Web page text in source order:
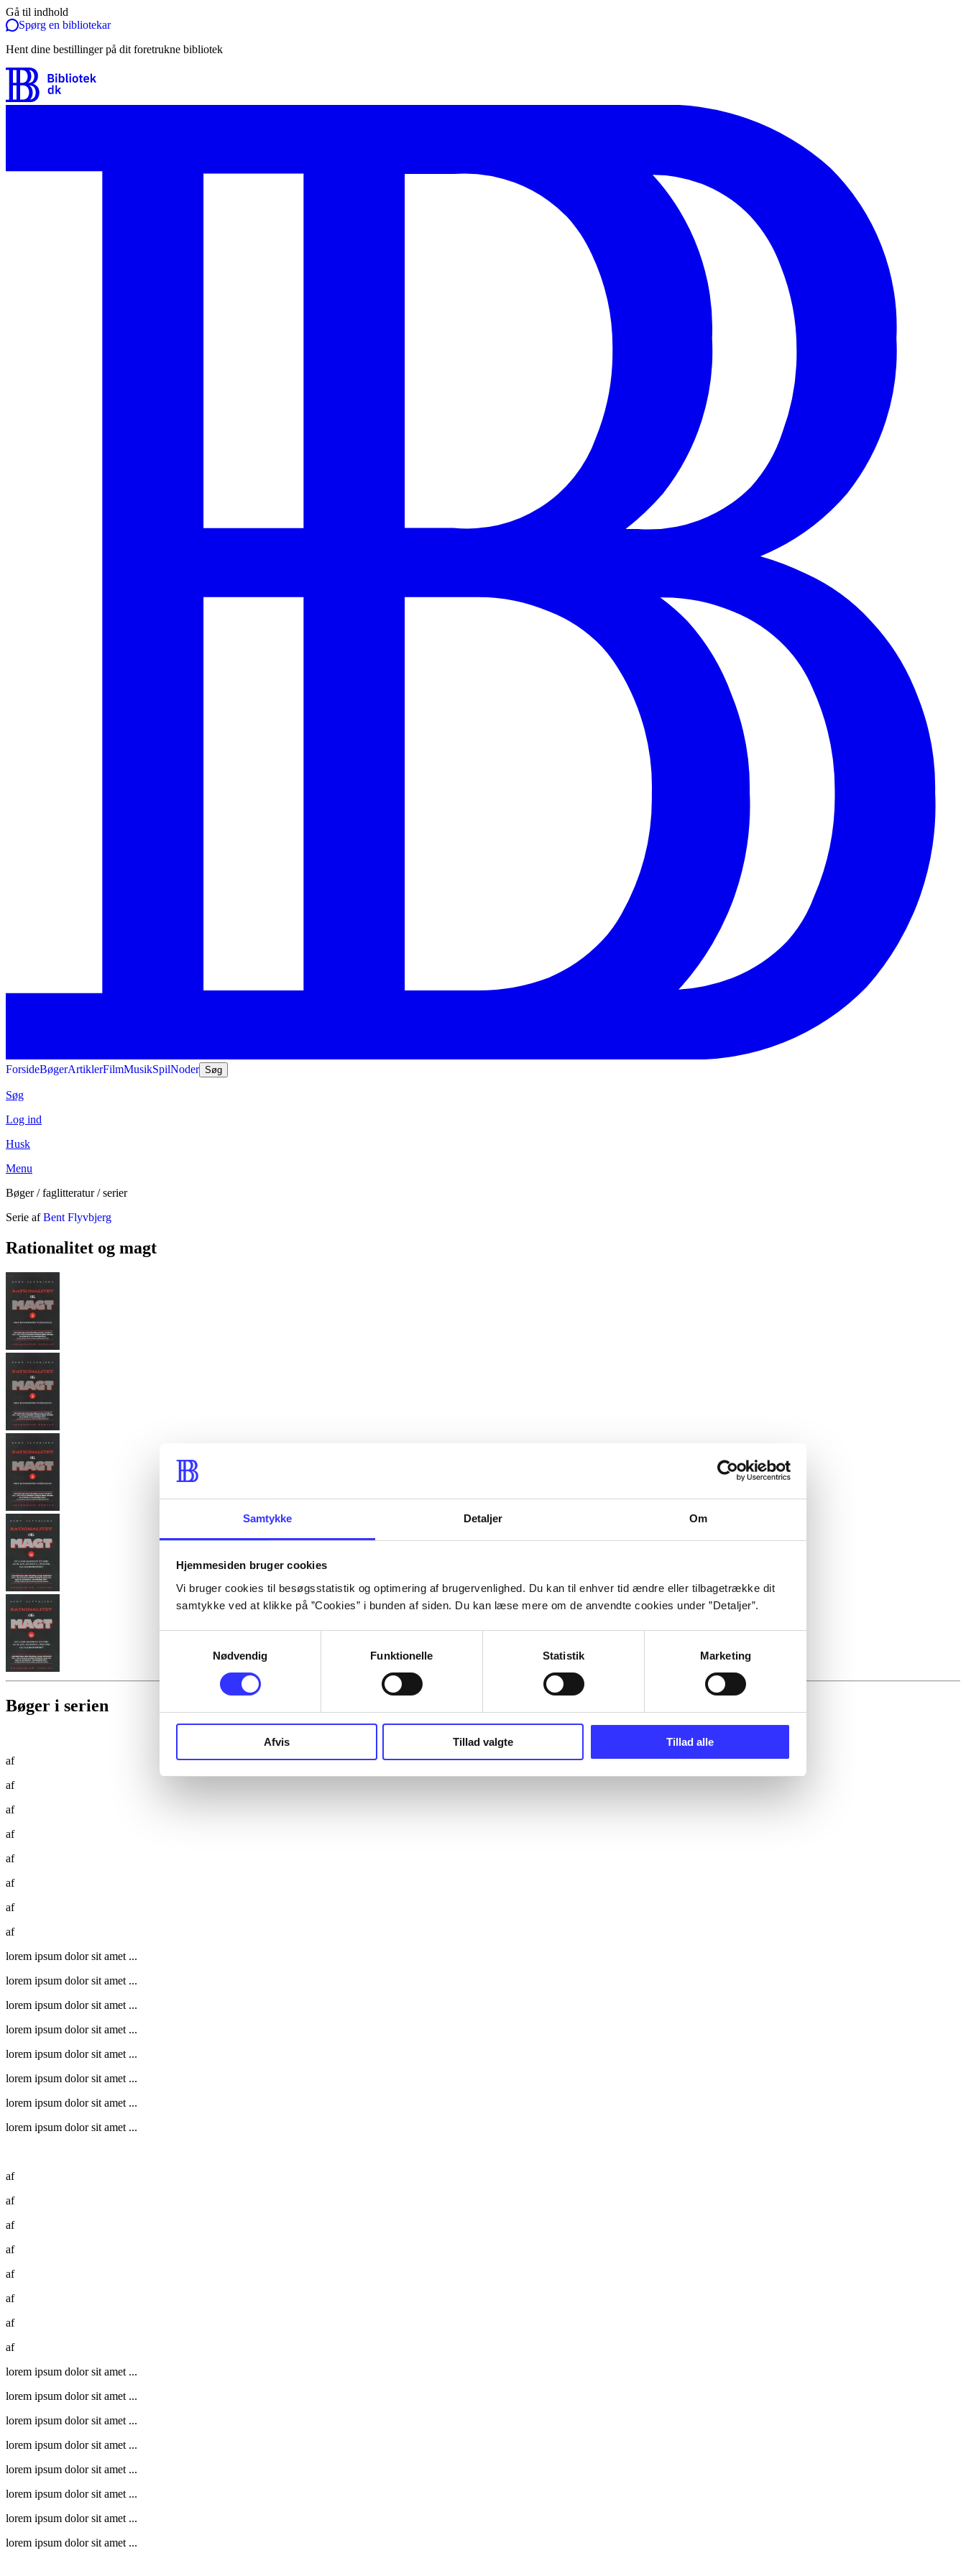
Samtykke Detaljer Om
Hjemmesiden bruger cookies
Vi bruger cookies til besøgsstatistik og optimering af brugervenlighed. Du kan til enhver tid ændre eller tilbagetrække dit
samtykke ved at klikke på ”Cookies” i bunden af siden. Du kan læse mere om de anvendte cookies under ”Detaljer”.
Nødvendig
Funktionelle Statistik Marketing
Afvis Tillad valgte Tillad alle
Gå til indhold
Spørg en bibliotekar
Hent dine bestillinger på dit foretrukne bibliotek
ForsideBøgerArtiklerFilmMusikSpilNoder Søg
Søg
Log ind
Husk
Menu
Bøger / faglitteratur / serier
Serie af Bent Flyvbjerg
Rationalitet og magt
Bøger i serien
af
af
af
af
af
af
af
af
lorem ipsum dolor sit amet ...
lorem ipsum dolor sit amet ...
lorem ipsum dolor sit amet ...
lorem ipsum dolor sit amet ...
lorem ipsum dolor sit amet ...
lorem ipsum dolor sit amet ...
lorem ipsum dolor sit amet ...
lorem ipsum dolor sit amet ...
af
af
af
af
af
af
af
af
lorem ipsum dolor sit amet ...
lorem ipsum dolor sit amet ...
lorem ipsum dolor sit amet ...
lorem ipsum dolor sit amet ...
lorem ipsum dolor sit amet ...
lorem ipsum dolor sit amet ...
lorem ipsum dolor sit amet ...
lorem ipsum dolor sit amet ...